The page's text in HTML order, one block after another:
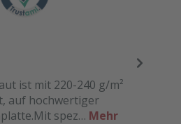
ist mit 220-240 g/m²
auf hochwertiger
spez… Mehr